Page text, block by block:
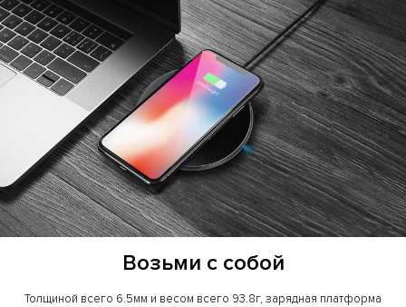
Возьми с собой
Толщиной всего 6.5мм и весом всего 93.8г, зарядная платформа